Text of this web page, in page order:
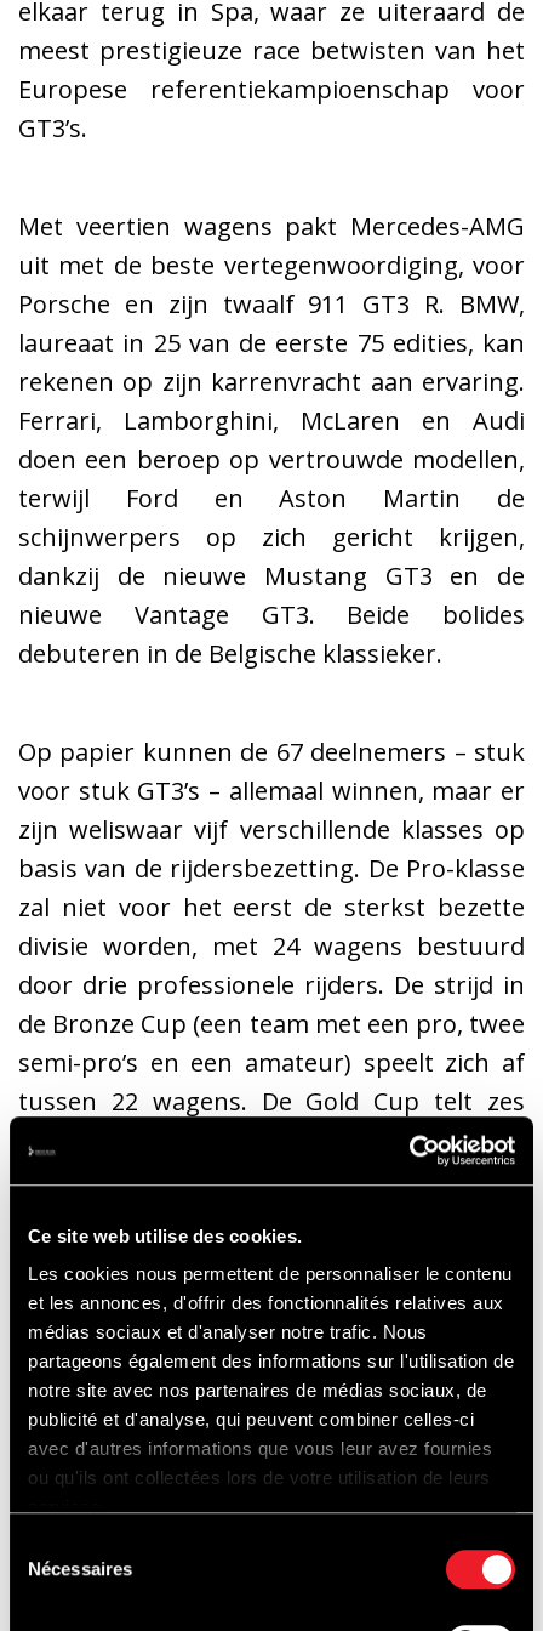
Ce site web utilise des cookies.
Les cookies nous permettent de personnaliser le contenu
et les annonces, d'offrir des fonctionnalités relatives aux
médias sociaux et d'analyser notre trafic. Nous
partageons également des informations sur l'utilisation de
notre site avec nos partenaires de médias sociaux, de
publicité et d'analyse, qui peuvent combiner celles-ci
avec d'autres informations que vous leur avez fournies
ou qu'ils ont collectées lors de votre utilisation de leurs
Nécessaires
elkaar terug in Spa, waar ze uiteraard de
meest prestigieuze race betwisten van het
Europese referentiekampioenschap voor
GT3’s.
Met veertien wagens pakt Mercedes-AMG
uit met de beste vertegenwoordiging, voor
Porsche en zijn twaalf 911 GT3 R. BMW,
laureaat in 25 van de eerste 75 edities, kan
rekenen op zijn karrenvracht aan ervaring.
Ferrari, Lamborghini, McLaren en Audi
doen een beroep op vertrouwde modellen,
terwijl Ford en Aston Martin de
schijnwerpers op zich gericht krijgen,
dankzij de nieuwe Mustang GT3 en de
nieuwe Vantage GT3. Beide bolides
debuteren in de Belgische klassieker.
Op papier kunnen de 67 deelnemers – stuk
voor stuk GT3’s – allemaal winnen, maar er
zijn weliswaar vijf verschillende klasses op
basis van de rijdersbezetting. De Pro-klasse
zal niet voor het eerst de sterkst bezette
divisie worden, met 24 wagens bestuurd
door drie professionele rijders. De strijd in
de Bronze Cup (een team met een pro, twee
semi-pro’s en een amateur) speelt zich af
tussen 22 wagens. De Gold Cup telt zes
inschrijvingen, de Silver Cup heeft er tien en
vijf teams mikken tot slot op succes in Pro-
Liefhebbers van GT- en uithoudingsraces
zullen getuige zijn van een ongelofelijke
stoet aan fabrieksrijders van de meest
vooraanstaande constructeurs, want de
CrowdStrike 24 Hours of Spa blijft de race
met de meeste professionele rijders aan de
start. Onder hen niet minder dan zestien
voormalige winnaars, met natuurlijk Philipp